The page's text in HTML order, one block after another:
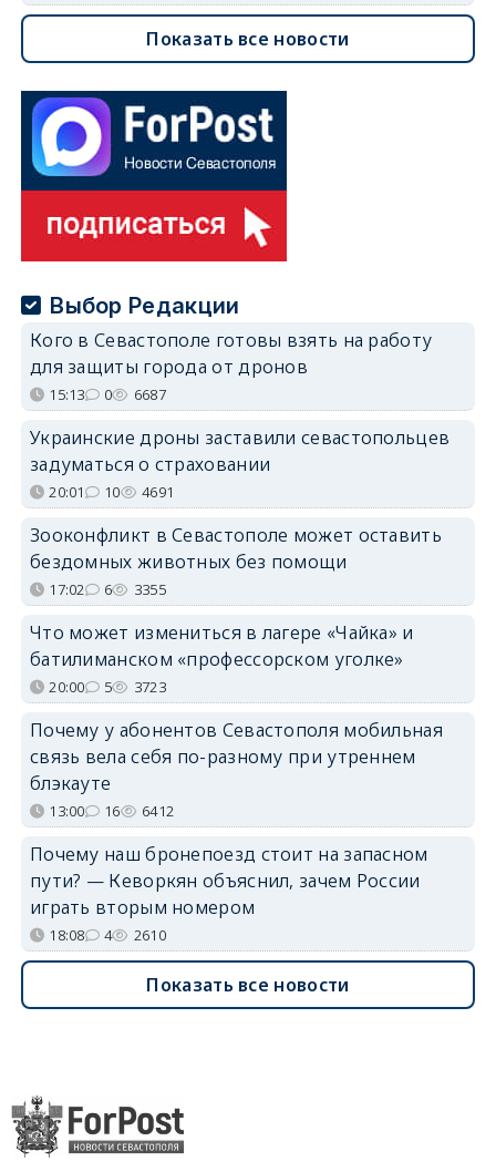
Показать все новости
Выбор Редакции
Кого в Севастополе готовы взять на работу
для защиты города от дронов
15:13 0 6687
Украинские дроны заставили севастопольцев
задуматься о страховании
20:01 10 4691
Зооконфликт в Севастополе может оставить
бездомных животных без помощи
17:02 6 3355
Что может измениться в лагере «Чайка» и
батилиманском «профессорском уголке»
20:00 5 3723
Почему у абонентов Севастополя мобильная
связь вела себя по-разному при утреннем
блэкауте
13:00 16 6412
Почему наш бронепоезд стоит на запасном
пути? — Кеворкян объяснил, зачем России
играть вторым номером
18:08 4 2610
Показать все новости